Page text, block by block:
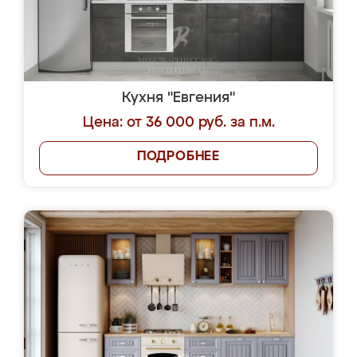
Кухня "Евгения"
Цена: от 36 000 руб. за п.м.
ПОДРОБНЕЕ